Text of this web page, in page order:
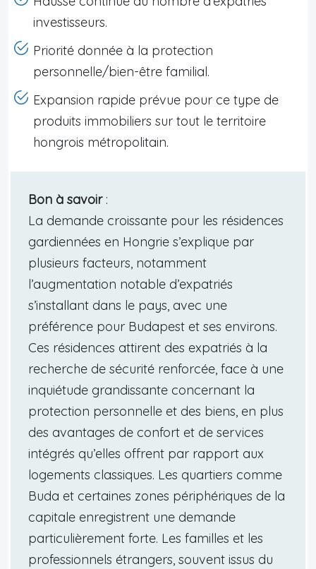
investisseurs.
Priorité donnée à la protection
personnelle/bien-être familial.
Expansion rapide prévue pour ce type de
produits immobiliers sur tout le territoire
hongrois métropolitain.
Bon à savoir:
La demande croissante pour les résidences
gardiennées en Hongrie s’explique par
plusieurs facteurs, notamment
l’augmentation notable d’expatriés
s’installant dans le pays, avec une
préférence pour Budapest et ses environs.
Ces résidences attirent des expatriés à la
recherche de sécurité renforcée, face à une
inquiétude grandissante concernant la
protection personnelle et des biens, en plus
des avantages de confort et de services
intégrés qu’elles offrent par rapport aux
logements classiques. Les quartiers comme
Buda et certaines zones périphériques de la
capitale enregistrent une demande
particulièrement forte. Les familles et les
professionnels étrangers, souvent issus du